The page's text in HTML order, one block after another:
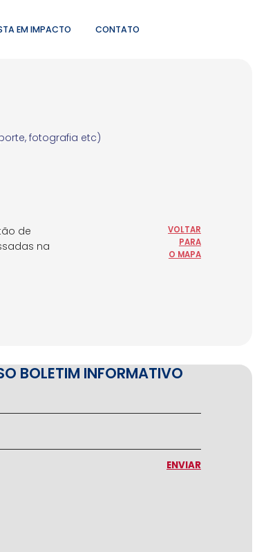
EM IMPACTO CONTATO
fotografia etc)
de
na
VOLTAR
PARA
O MAPA
BOLETIM INFORMATIVO